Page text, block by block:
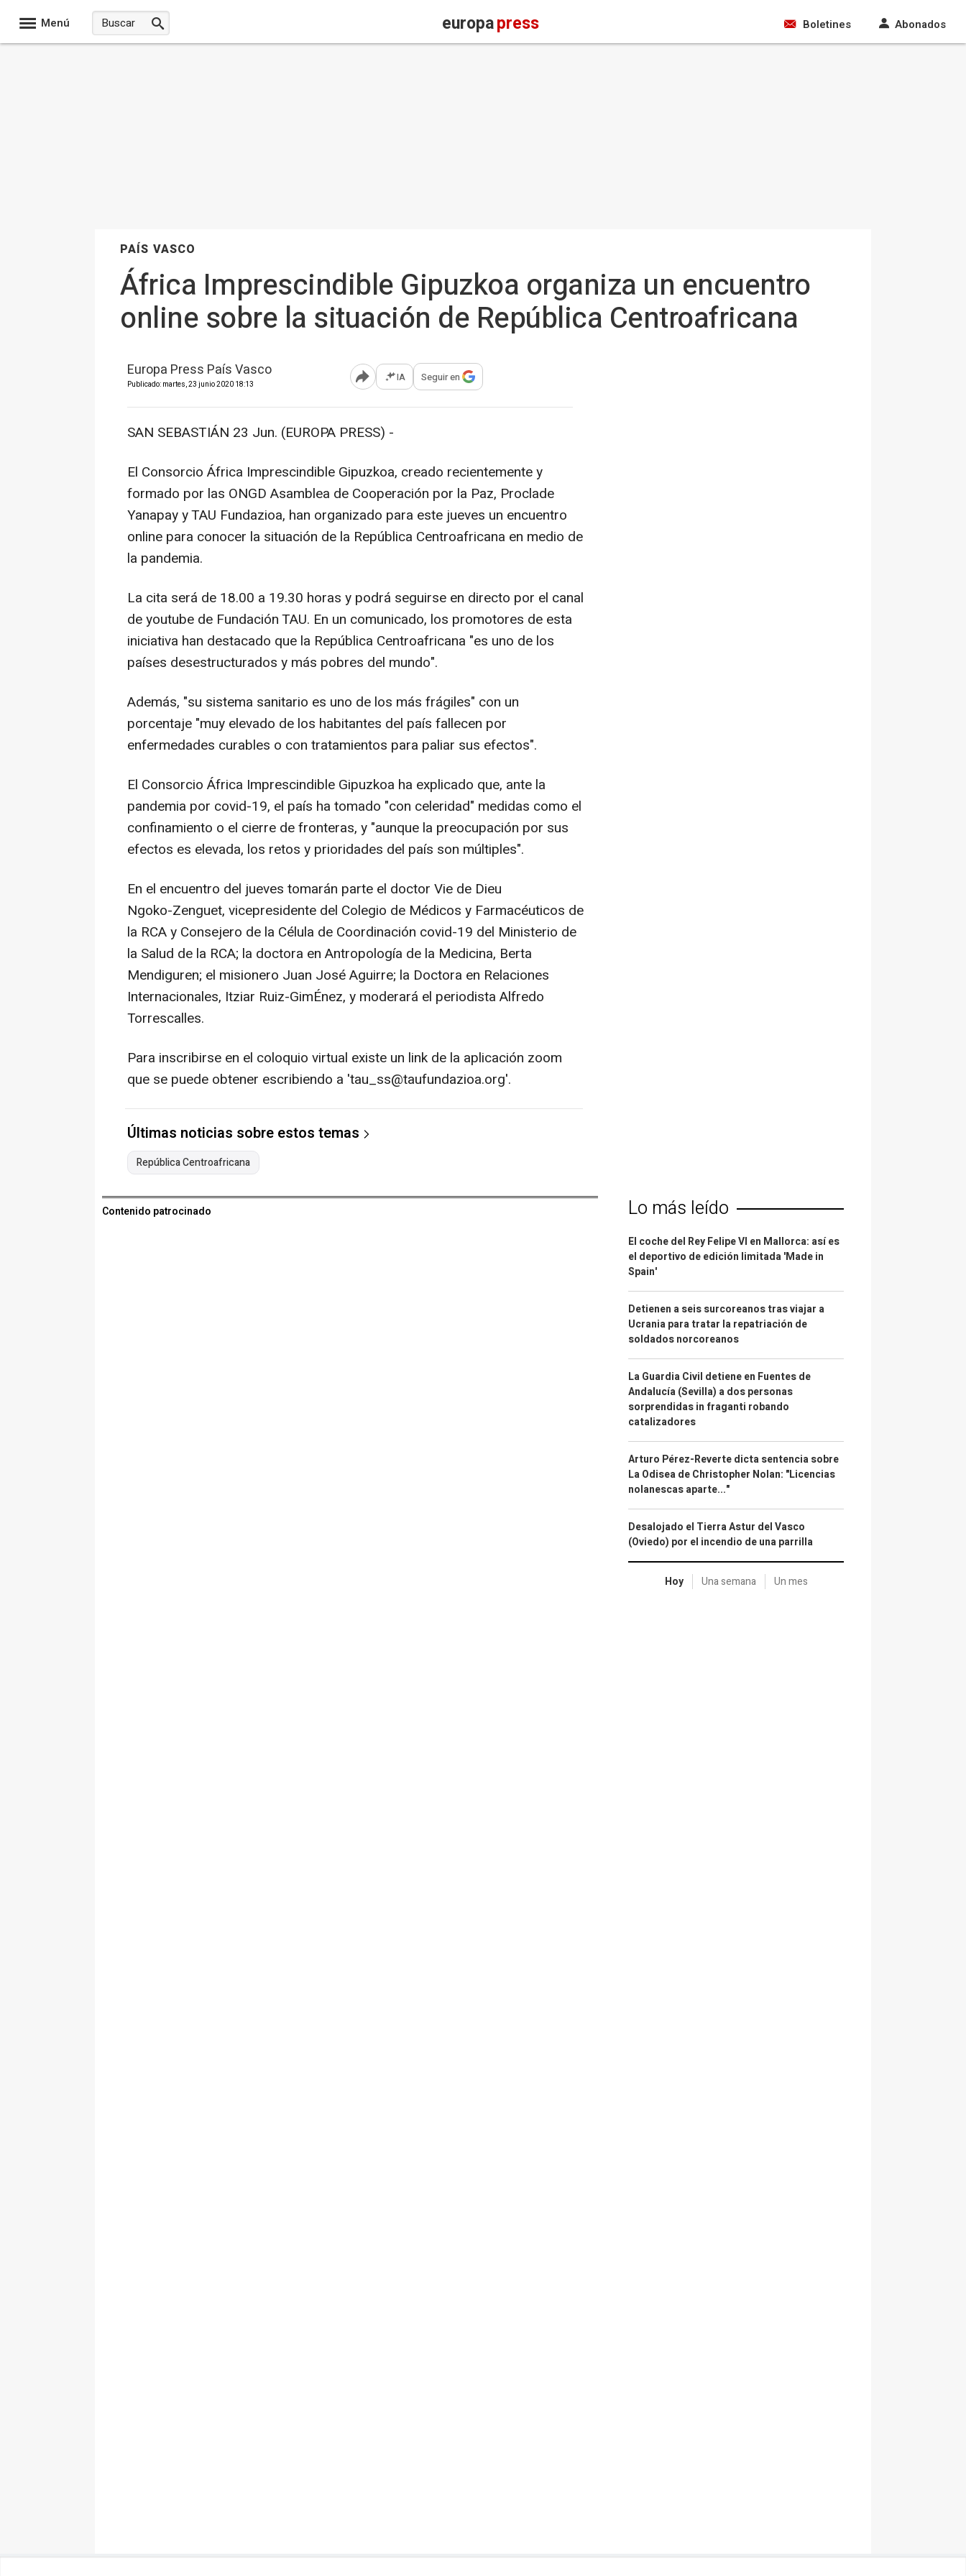
Menú europapress Boletines Abonados
PAÍS VASCO
África Imprescindible Gipuzkoa organiza un encuentro
online sobre la situación de República Centroafricana
Europa Press País Vasco
Publicado: martes, 23 junio 2020 18:13 Abrir opciones para compartir
IA Seguir en
SAN SEBASTIÁN 23 Jun. (EUROPA PRESS) -
El Consorcio África Imprescindible Gipuzkoa, creado recientemente y
formado por las ONGD Asamblea de Cooperación por la Paz, Proclade
Yanapay y TAU Fundazioa, han organizado para este jueves un encuentro
online para conocer la situación de la República Centroafricana en medio de
la pandemia.
La cita será de 18.00 a 19.30 horas y podrá seguirse en directo por el canal
de youtube de Fundación TAU. En un comunicado, los promotores de esta
iniciativa han destacado que la República Centroafricana "es uno de los
países desestructurados y más pobres del mundo".
Además, "su sistema sanitario es uno de los más frágiles" con un
porcentaje "muy elevado de los habitantes del país fallecen por
enfermedades curables o con tratamientos para paliar sus efectos".
El Consorcio África Imprescindible Gipuzkoa ha explicado que, ante la
pandemia por covid-19, el país ha tomado "con celeridad" medidas como el
confinamiento o el cierre de fronteras, y "aunque la preocupación por sus
efectos es elevada, los retos y prioridades del país son múltiples".
En el encuentro del jueves tomarán parte el doctor Vie de Dieu
Ngoko-Zenguet, vicepresidente del Colegio de Médicos y Farmacéuticos de
la RCA y Consejero de la Célula de Coordinación covid-19 del Ministerio de
la Salud de la RCA; la doctora en Antropología de la Medicina, Berta
Mendiguren; el misionero Juan José Aguirre; la Doctora en Relaciones
Internacionales, Itziar Ruiz-GimÉnez, y moderará el periodista Alfredo
Torrescalles.
Para inscribirse en el coloquio virtual existe un link de la aplicación zoom
que se puede obtener escribiendo a 'tau_ss@taufundazioa.org'.
Últimas noticias sobre estos temas
República Centroafricana
Contenido patrocinado Lo más leído
El coche del Rey Felipe VI en Mallorca: así es
el deportivo de edición limitada 'Made in
Spain'
Detienen a seis surcoreanos tras viajar a
Ucrania para tratar la repatriación de
soldados norcoreanos
La Guardia Civil detiene en Fuentes de
Andalucía (Sevilla) a dos personas
sorprendidas in fraganti robando
catalizadores
Arturo Pérez-Reverte dicta sentencia sobre
La Odisea de Christopher Nolan: "Licencias
nolanescas aparte..."
Desalojado el Tierra Astur del Vasco
(Oviedo) por el incendio de una parrilla
Hoy Una semana Un mes